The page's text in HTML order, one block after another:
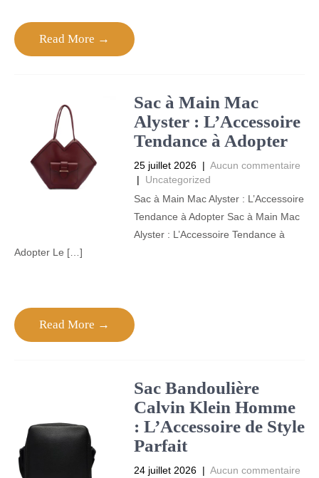
Read More →
Sac à Main Mac
Alyster : L’Accessoire
Tendance à Adopter
25 juillet 2026 | Aucun commentaire
| Uncategorized
Sac à Main Mac Alyster : L’Accessoire
Tendance à Adopter Sac à Main Mac
Alyster : L’Accessoire Tendance à
Adopter Le […]
Read More →
Sac Bandoulière
Calvin Klein Homme
: L’Accessoire de Style
Parfait
24 juillet 2026 | Aucun commentaire